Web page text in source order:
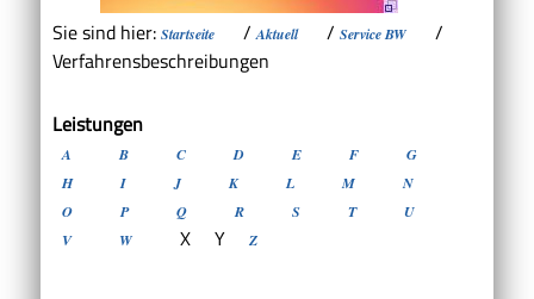
Sie sind hier: Startseite /Aktuell / Service BW
/
Verfahrensbeschreibungen
Leistungen
A B C D E F
G
H
I J K L M
N
O
P Q R S T
U
V
W X Y Z